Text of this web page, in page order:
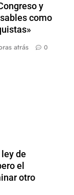
y
como
atrás 0
de
el
otro